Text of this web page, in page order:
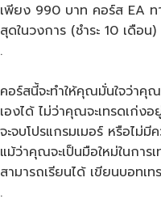
เพียง 990 บาท คอร์ส EA
สุดในวงการ (ชำระ 10 เดือน)
.
คอร์สนี้จะทำให้คุณมั่นใจว่าคุ
เองได้ ไม่ว่าคุณจะเทรดเก่ง
จะจบโปรแกรมเมอร์ หรือไม่
แม้ว่าคุณจะเป็นมือใหม่ในกา
สามารถเรียนได้ เขียนบอท
.